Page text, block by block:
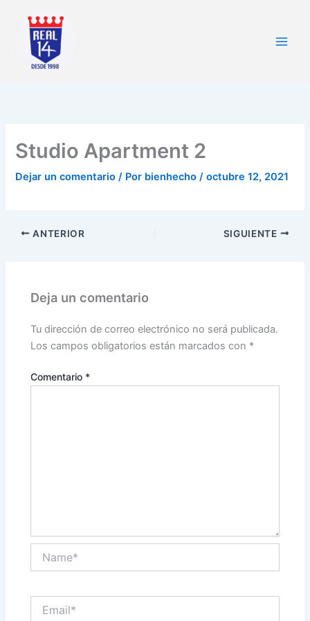
contenido
Studio Apartment 2
Dejar un comentario / Por bienhecho/octubre 12, 2021
ANTERIOR SIGUIENTE
Deja un comentario
Tu dirección de correo electrónico no será publicada.
Los campos obligatorios están marcados con *
Comentario *